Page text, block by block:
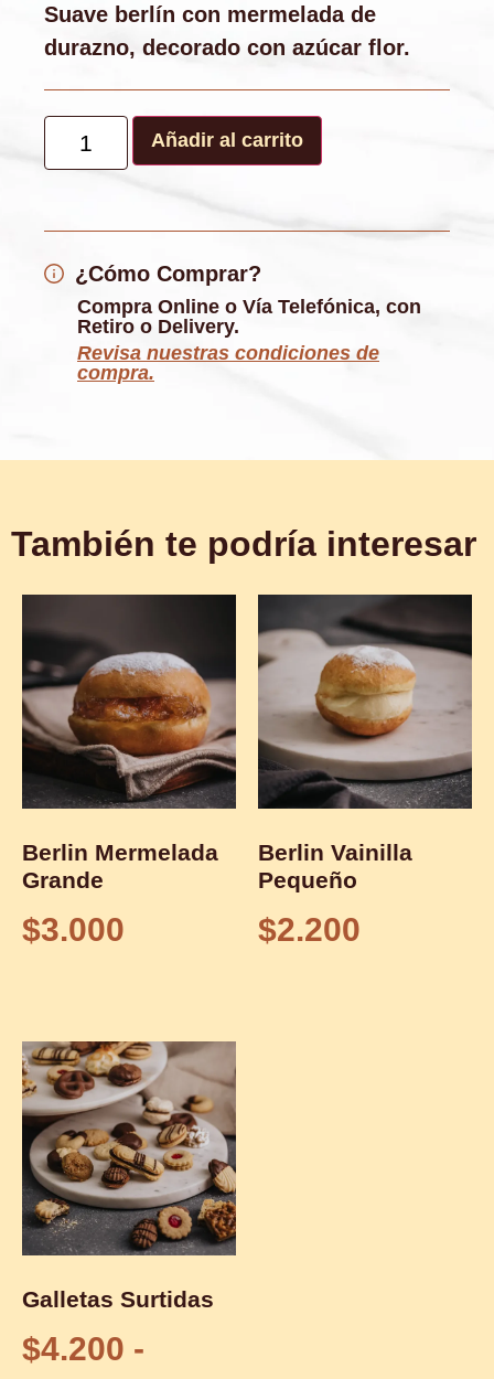
Suave berlín con mermelada de
durazno, decorado con azúcar flor.
Añadir al carrito
¿Cómo Comprar?
Compra Online o Vía Telefónica, con
Retiro o Delivery.
Revisa nuestras condiciones de
compra.
También te podría interesar
Berlin Mermelada
Grande
$3.000
Berlin Vainilla
Pequeño
$2.200
Galletas Surtidas
$4.200 -